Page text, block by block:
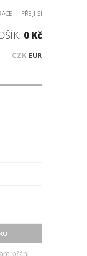
| PŘEJI SI
CZK EUR
0 Kč
přání